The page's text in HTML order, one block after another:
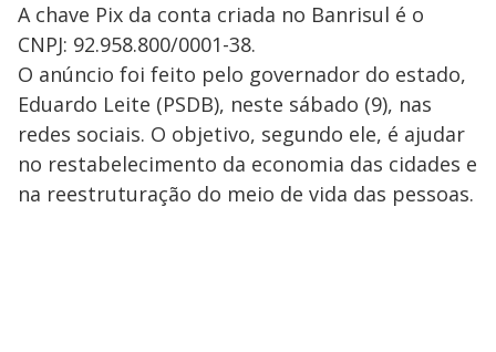
A chave Pix da conta criada no Banrisul é o
CNPJ: 92.958.800/0001-38.
O anúncio foi feito pelo governador do estado,
Eduardo Leite (PSDB), neste sábado (9), nas
redes sociais. O objetivo, segundo ele, é ajudar
no restabelecimento da economia das cidades e
na reestruturação do meio de vida das pessoas.